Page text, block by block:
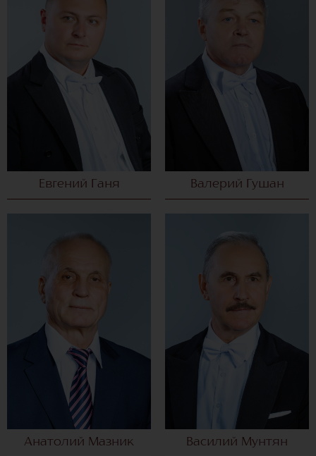
Евгений Ганя Валерий Гушан
Анатолий Мазник Василий Мунтян